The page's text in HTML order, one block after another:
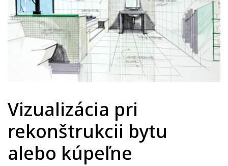
Vizualizácia pri
rekonštrukcii bytu
alebo kúpeľne